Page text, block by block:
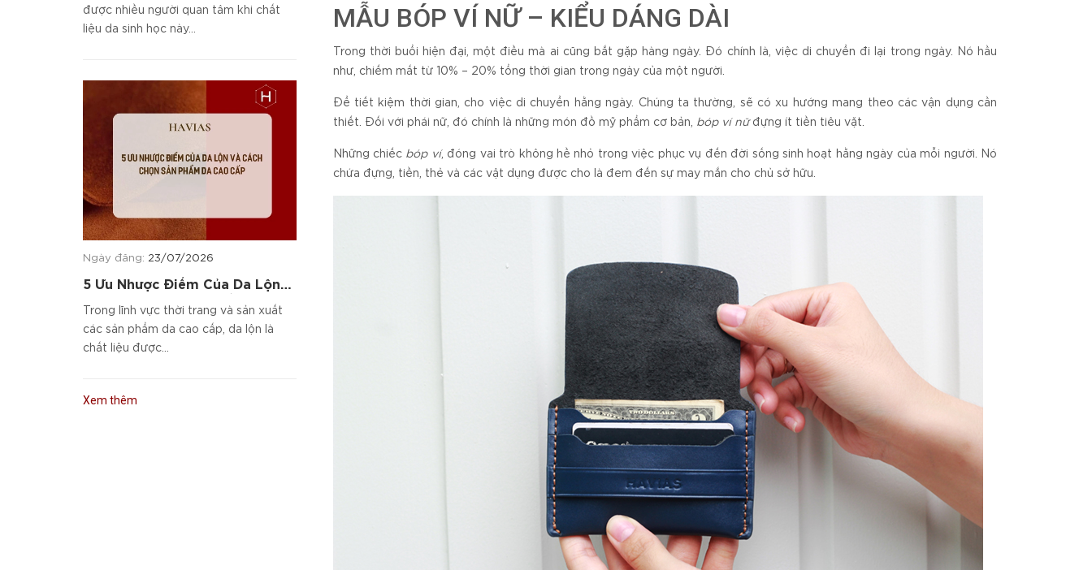
MẪU BÓP VÍ NỮ – KIỂU DÁNG DÀI
Trong thời buổi hiện đại, một điều mà ai cũng bắt gặp hàng ngày. Đó chính là, việc di chuyển đi lại trong ngày. Nó hầu
như, chiếm mất từ 10% – 20% tổng thời gian trong ngày của một người.
Để tiết kiệm thời gian, cho việc di chuyển hằng ngày. Chúng ta thường, sẽ có xu hướng mang theo các vận dụng cần
thiết. Đối với phái nữ, đó chính là những món đồ mỹ phẩm cơ bản,
bóp ví nữđựng ít tiền tiêu vặt.
Những chiếc bóp ví, đóng vai trò không hề nhỏ trong việc phục vụ đến đời sống sinh hoạt hằng ngày của mỗi người. Nó
chứa đựng, tiền, thẻ và các vật dụng được cho là đem đến sự may mắn cho chủ sở hữu.
được nhiều người quan tâm khi chất
liệu da sinh học này...
Ngày đăng: 23/07/2026
5 Ưu Nhược Điểm Của Da Lộn
Và Cách Chọn Sản Phẩm Da
Cao Cấp
Trong lĩnh vực thời trang và sản xuất
các sản phẩm da cao cấp, da lộn là
chất liệu được...
Xem thêm